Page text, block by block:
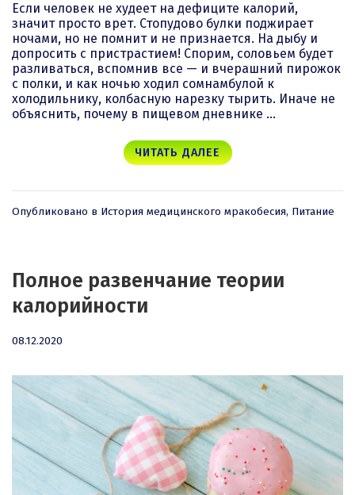
Если человек не худеет на дефиците калорий,
значит просто врет. Стопудово булки поджирает
ночами, но не помнит и не признается. На дыбу и
допросить с пристрастием! Спорим, соловьем будет
разливаться, вспомнив все — и вчерашний пирожок
с полки, и как ночью ходил сомнамбулой к
холодильнику, колбасную нарезку тырить. Иначе не
объяснить, почему в пищевом дневнике …
ЧИТАТЬ ДАЛЕЕ
Опубликовано в История медицинского мракобесия, Питание
Полное развенчание теории
калорийности
08.12.2020